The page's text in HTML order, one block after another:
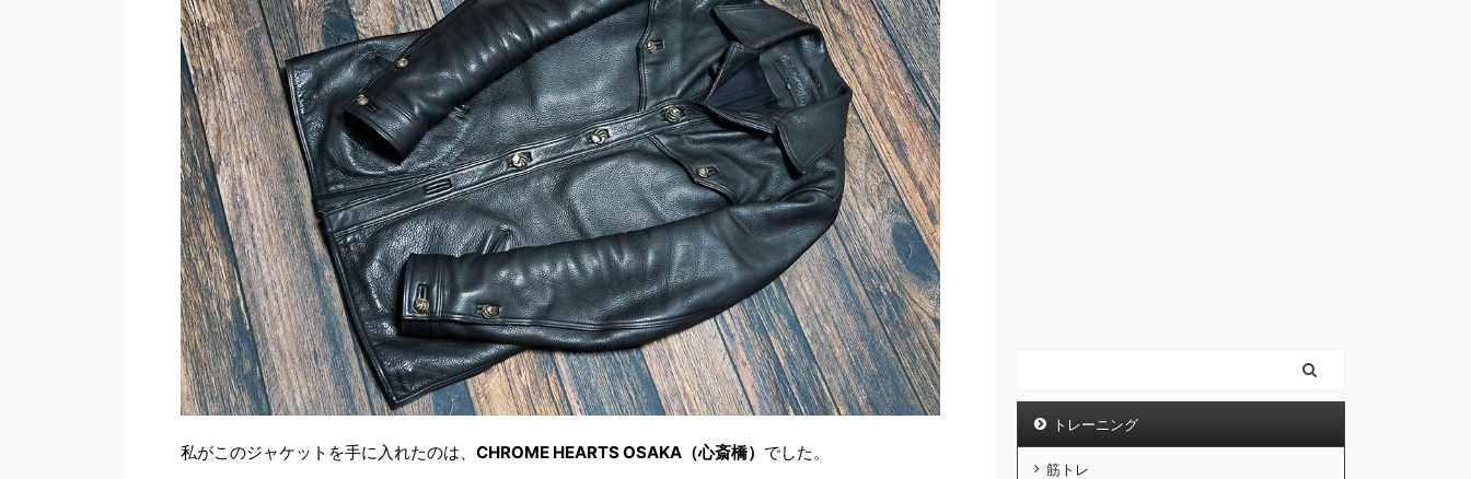
私がこのジャケットを手に入れたのは、 CHROME HEARTS OSAKA（心斎橋） でした。
トレーニング
筋トレ